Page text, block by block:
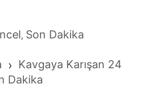
, Son Dakika
› Kavgaya Karışan 24
Dakika